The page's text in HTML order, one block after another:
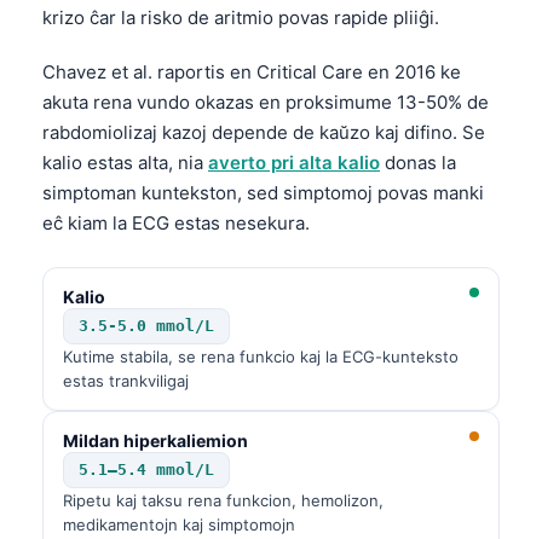
krizo ĉar la risko de aritmio povas rapide pliiĝi.
Chavez et al. raportis en Critical Care en 2016 ke
akuta rena vundo okazas en proksimume 13-50% de
rabdomiolizaj kazoj depende de kaŭzo kaj difino. Se
kalio estas alta, nia averto pri alta kalio donas la
simptoman kuntekston, sed simptomoj povas manki
eĉ kiam la ECG estas nesekura.
Kalio
3.5-5.0 mmol/L
Kutime stabila, se rena funkcio kaj la ECG-kunteksto
estas trankviligaj
Mildan hiperkaliemion
5.1–5.4 mmol/L
Ripetu kaj taksu rena funkcion, hemolizon,
medikamentojn kaj simptomojn